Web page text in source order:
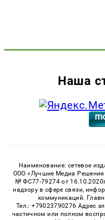
Наша
Наименование: сетевое
ООО «Лучшие Медиа
№ ФС77-79274 от
надзору в сфере связи,
коммуникаций.
Тел.: +79023790276 Адрес
частичном или полном